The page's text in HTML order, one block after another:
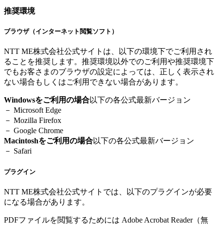
推奨環境
ブラウザ（インターネット閲覧ソフト）
NTT ME株式会社公式サイトは、以下の環境下でご利用され
ることを推奨します。推奨環境以外でのご利用や推奨環境下
でもお客さまのブラウザの設定によっては、正しく表示され
ない場合もしくはご利用できない場合があります。
Windowsをご利用の場合以下の各公式最新バージョン
－ Microsoft Edge
－ Mozilla Firefox
－ Google Chrome
Macintoshをご利用の場合以下の各公式最新バージョン
－ Safari
プラグイン
NTT ME株式会社公式サイトでは、以下のプラグインが必要
になる場合があります。
PDFファイルを閲覧するためには Adobe Acrobat Reader（無